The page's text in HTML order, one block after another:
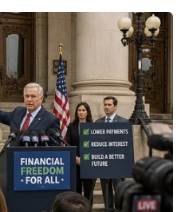
World Tour Finals. (Nguồn:
năm 2016 vô cùng
chiến thắng 6-3, 6-4
chung kết lịch sử